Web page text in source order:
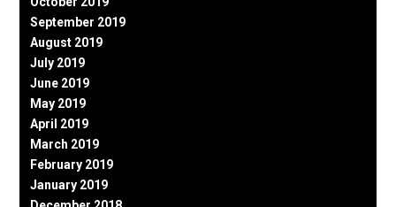
September 2019
August 2019
July 2019
June 2019
May 2019
April 2019
March 2019
February 2019
January 2019